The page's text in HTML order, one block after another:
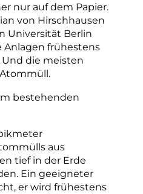
nur auf dem Papier.
von Hirschhausen
Universität Berlin
frühestens
die meisten
bestehenden
aus
tief in der Erde
Ein geeigneter
er wird frühestens